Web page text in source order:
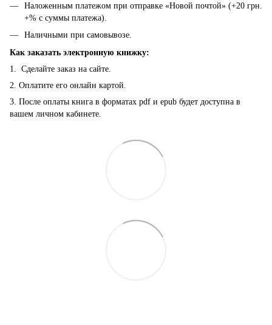
Наложенным платежом при отправке «Новой почтой» (+20 грн.
+% с суммы платежа).
Наличными при самовывозе.
Как заказать электронную книжку:
1. Сделайте заказ на сайте.
2. Оплатите его онлайн картой.
3. После оплаты книга в форматах pdf и epub будет доступна в
вашем личном кабинете.